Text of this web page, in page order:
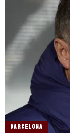
BARCELONA